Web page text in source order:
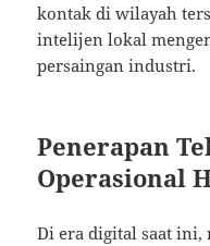
kontak di wilayah
intelijen lokal
persaingan industri.
Penerapan
Operasional
Di era digital saat ini,